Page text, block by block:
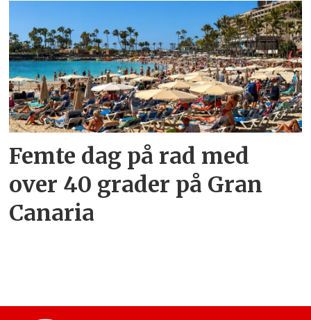
Femte dag på rad med
over 40 grader på Gran
Canaria